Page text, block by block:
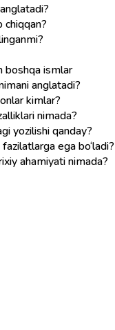
chiqqan?
boshqa ismlar
anglatadi?
kimlar?
nimada?
yozilishi qanday?
ega bo‘ladi?
ahamiyati nimada?